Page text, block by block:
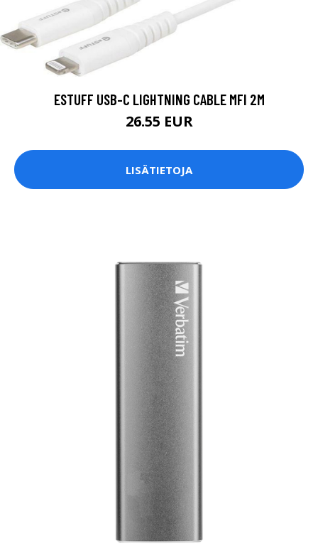
ESTUFF USB-C LIGHTNING CABLE MFI 2M
26.55 EUR
LISÄTIETOJA